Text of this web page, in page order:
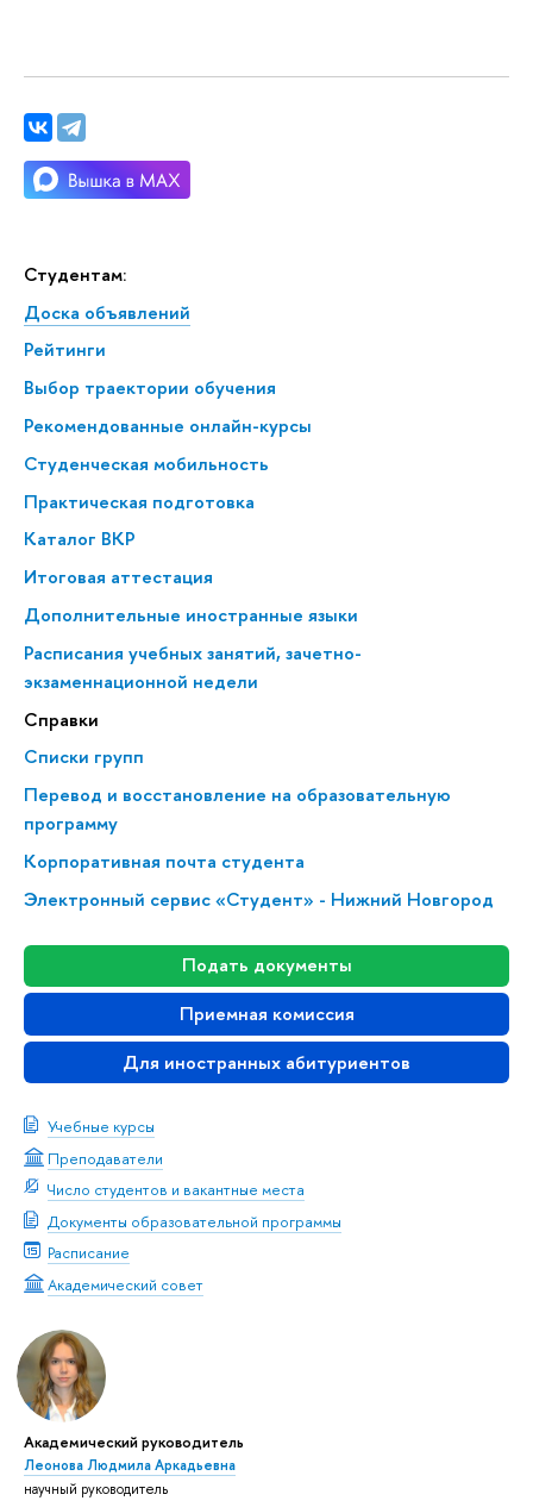
Студентам:
Доска объявлений
Рейтинги
Выбор траектории обучения
Рекомендованные онлайн-курсы
Студенческая мобильность
Практическая подготовка
Каталог ВКР
Итоговая аттестация
Дополнительные иностранные языки
Расписания учебных занятий, зачетно-
экзаменнационной недели
Справки
Списки групп
Перевод и восстановление на образовательную
программу
Корпоративная почта студента
Электронный сервис «Студент» - Нижний Новгород
Подать документы
Приемная комиссия
Для иностранных абитуриентов
Учебные курсы
Преподаватели
Число студентов и вакантные места
Документы образовательной программы
Расписание
Академический совет
Академический руководитель
Леонова Людмила Аркадьевна
научный руководитель